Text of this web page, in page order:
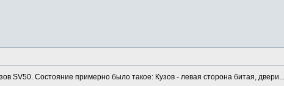
SV50. Состояние примерно было такое: Кузов - левая сторона битая, двери...